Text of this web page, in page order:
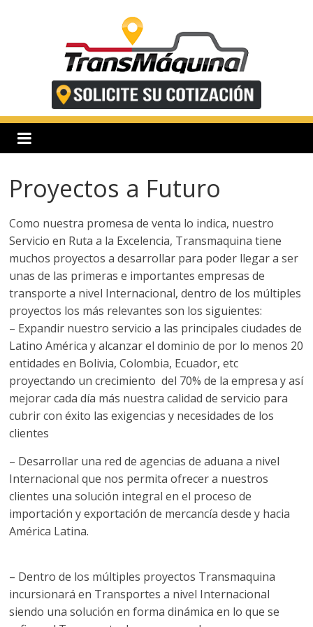
r
a
n
s
m
a
q
u
i
n
a
T
Proyectos a Futuro
Como nuestra promesa de venta lo indica, nuestro
Servicio en Ruta a la Excelencia, Transmaquina tiene
muchos proyectos a desarrollar para poder llegar a ser
unas de las primeras e importantes empresas de
transporte a nivel Internacional, dentro de los múltiples
proyectos los más relevantes son los siguientes:
– Expandir nuestro servicio a las principales ciudades de
Latino América y alcanzar el dominio de por lo menos 20
entidades en Bolivia, Colombia, Ecuador, etc
proyectando un crecimiento del 70% de la empresa y así
mejorar cada día más nuestra calidad de servicio para
cubrir con éxito las exigencias y necesidades de los
clientes
– Desarrollar una red de agencias de aduana a nivel
Internacional que nos permita ofrecer a nuestros
clientes una solución integral en el proceso de
importación y exportación de mercancía desde y hacia
América Latina.
– Dentro de los múltiples proyectos Transmaquina
incursionará en Transportes a nivel Internacional
siendo una solución en forma dinámica en lo que se